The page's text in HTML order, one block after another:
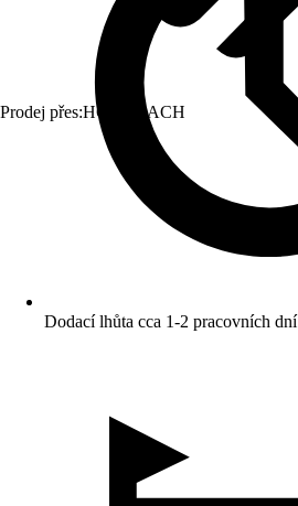
Prodej přes:HORNBACH
Dodací lhůta cca 1-2 pracovních dní